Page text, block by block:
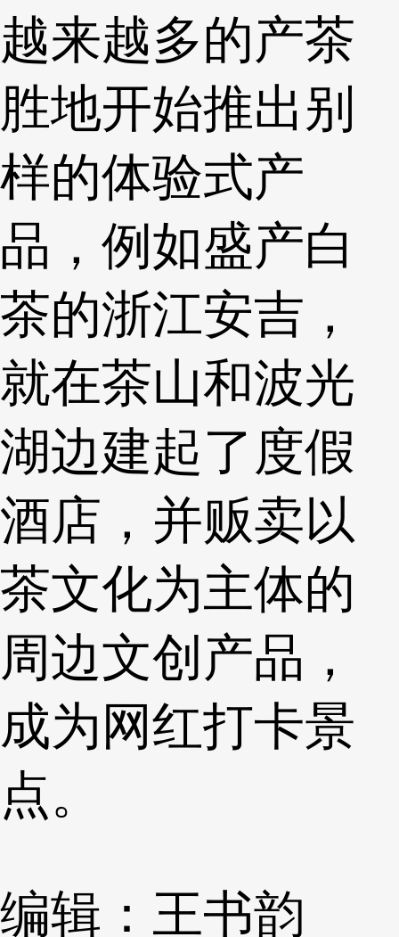
越来越多的产茶
胜地开始推出别
样的体验式产
品，例如盛产白
茶的浙江安吉，
就在茶山和波光
湖边建起了度假
酒店，并贩卖以
茶文化为主体的
周边文创产品，
成为网红打卡景
点。
编辑：王书韵